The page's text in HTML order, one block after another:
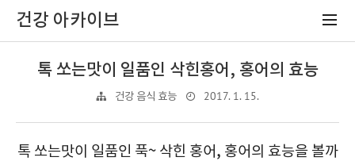
건강 아카이브
톡 쏘는맛이 일품인 삭힌홍어, 홍어의 효능
건강 음식 효능 2017. 1. 15.
톡 쏘는맛이 일품인 푹~ 삭힌 홍어, 홍어의 효능을 볼까